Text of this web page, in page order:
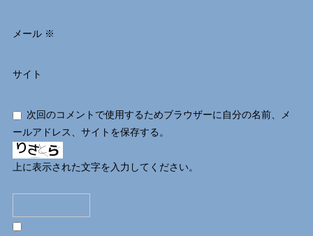
メール ※
サイト
次回のコメントで使用するためブラウザーに自分の名前、メ
ールアドレス、サイトを保存する。
上に表示された文字を入力してください。